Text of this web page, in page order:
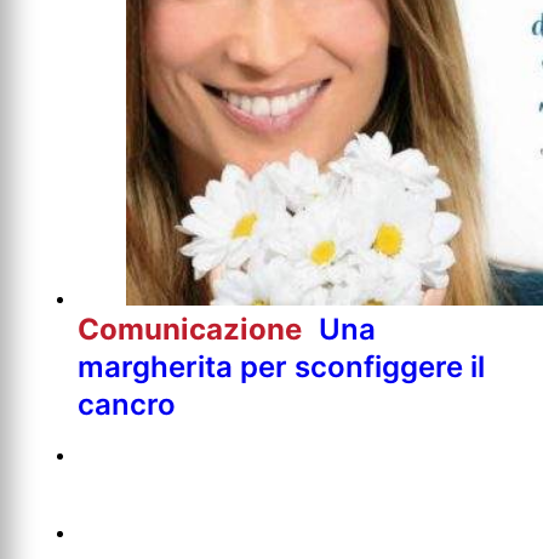
Comunicazione Una
margherita per sconfiggere il
cancro